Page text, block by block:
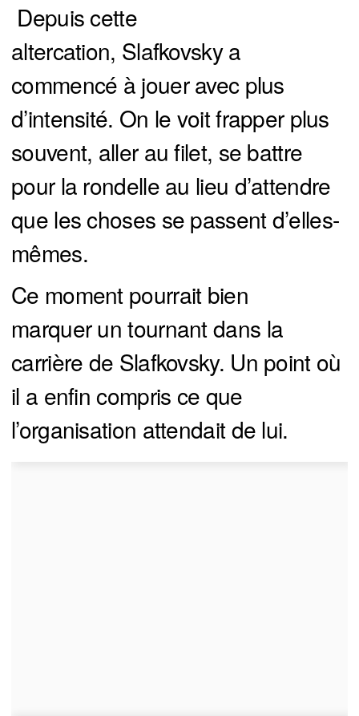
Depuis cette
altercation, Slafkovsky a
commencé à jouer avec plus
d’intensité. On le voit frapper plus
souvent, aller au filet, se battre
pour la rondelle au lieu d’attendre
que les choses se passent d’elles-
mêmes.
Ce moment pourrait bien
marquer un tournant dans la
carrière de Slafkovsky. Un point où
il a enfin compris ce que
l’organisation attendait de lui.